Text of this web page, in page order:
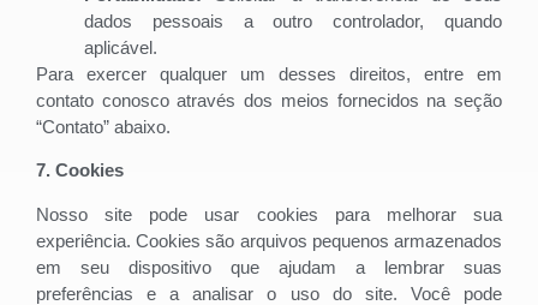
dados pessoais a outro controlador, quando
aplicável.
Para exercer qualquer um desses direitos, entre em
contato conosco através dos meios fornecidos na seção
“Contato” abaixo.
7. Cookies
Nosso site pode usar cookies para melhorar sua
experiência. Cookies são arquivos pequenos armazenados
em seu dispositivo que ajudam a lembrar suas
preferências e a analisar o uso do site. Você pode